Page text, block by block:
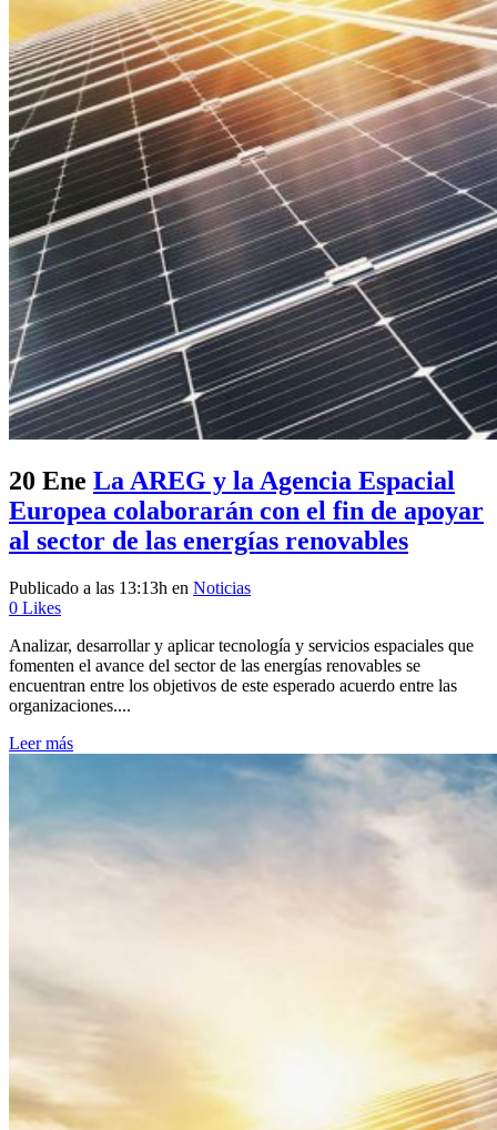
20 Ene La AREG y la Agencia Espacial
Europea colaborarán con el fin de apoyar
al sector de las energías renovables
Publicado a las 13:13h en Noticias
0 Likes
Analizar, desarrollar y aplicar tecnología y servicios espaciales que
fomenten el avance del sector de las energías renovables se
encuentran entre los objetivos de este esperado acuerdo entre las
organizaciones....
Leer más